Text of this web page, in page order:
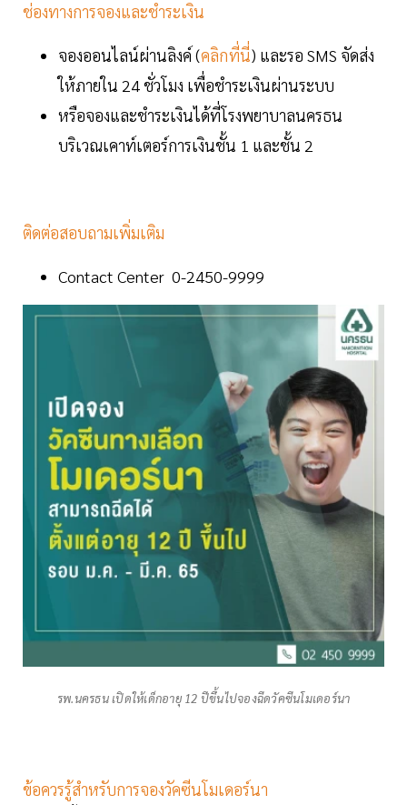
ช่องทางการจองและชำระเงิน
จองออนไลน์ผ่านลิงค์ (คลิกที่นี่) และรอ SMS จัดส่ง
ให้ภายใน 24 ชั่วโมง เพื่อชำระเงินผ่านระบบ
หรือจองและชำระเงินได้ที่โรงพยาบาลนครธน
บริเวณเคาท์เตอร์การเงินชั้น 1 และชั้น 2
ติดต่อสอบถามเพิ่มเติม
Contact Center 0-2450-9999
รพ.นครธน เปิดให้เด็กอายุ 12 ปีขึ้นไปจองฉีดวัคซีนโมเดอร์นา
ข้อควรรู้สำหรับการจองวัคซีนโมเดอร์นา